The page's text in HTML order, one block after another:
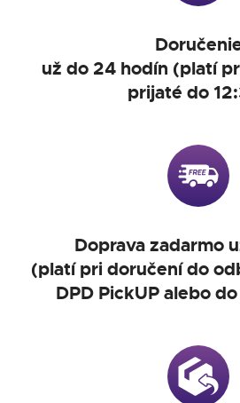
už do 24 hodín (platí
prijaté do
Doprava zadarmo
(platí pri doručení do
DPD PickUP alebo